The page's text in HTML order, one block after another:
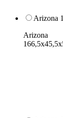
Arizona
Arizona